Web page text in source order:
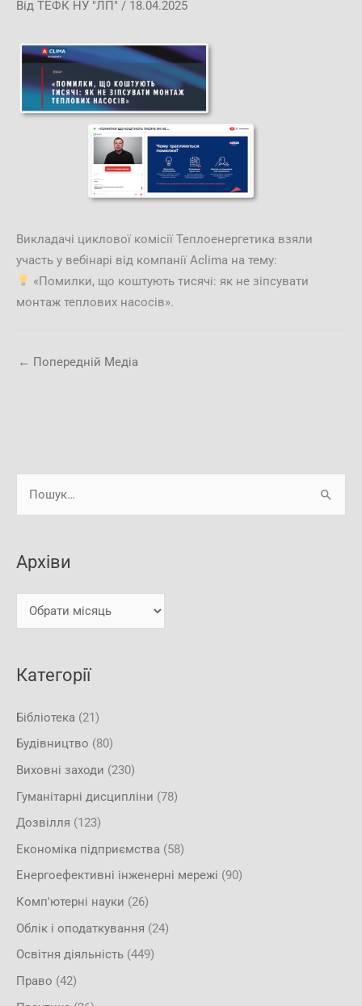
Від ТЕФК НУ "ЛП" / 18.04.2025
Викладачі циклової комісії Теплоенергетика взяли
участь у вебінарі від компанії Аclima на тему:
«Помилки, що коштують тисячі: як не зіпсувати
монтаж теплових насосів».
← Попередній Медіа
а
т
Архіви
Категорії
Бібліотека (21)
Будівництво (80)
Виховні заходи (230)
Гуманітарні дисципліни (78)
Дозвілля (123)
Економіка підприємства (58)
Енергоефективні інженерні мережі (90)
Комп'ютерні науки (26)
Облік і оподаткування (24)
Освітня діяльність (449)
Право (42)